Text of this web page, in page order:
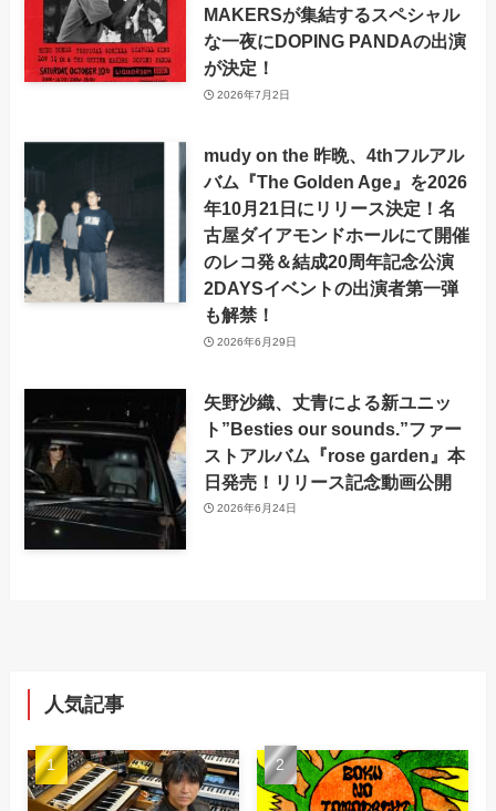
MAKERSが集結するスペシャル
な一夜にDOPING PANDAの出演
が決定！
2026年7月2日
mudy on the 昨晩、4thフルアル
バム『The Golden Age』を2026
年10月21日にリリース決定！名
古屋ダイアモンドホールにて開催
のレコ発＆結成20周年記念公演
2DAYSイベントの出演者第一弾
も解禁！
2026年6月29日
矢野沙織、丈青による新ユニッ
ト”Besties our sounds.”ファー
ストアルバム『rose garden』本
日発売！リリース記念動画公開
2026年6月24日
人気記事